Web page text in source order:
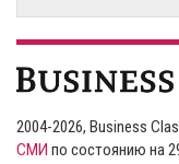
2004-2026, Business
СМИ по состоянию на